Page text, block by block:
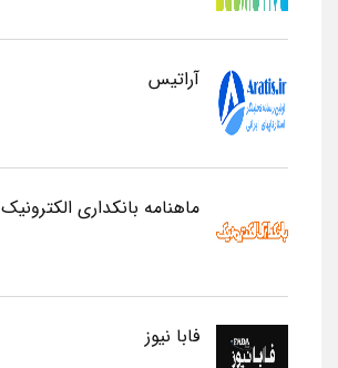
آراتیس
ماهنامه بانکداری الکترونیک
فابا نیوز